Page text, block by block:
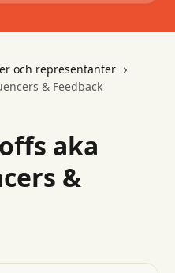
och representanter
& Feedback
aka
&